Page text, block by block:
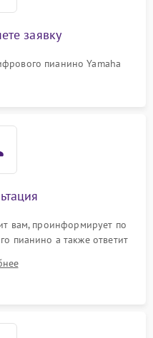
заявку
пианино Yamaha
вам, проинформирует по
пианино а также ответит